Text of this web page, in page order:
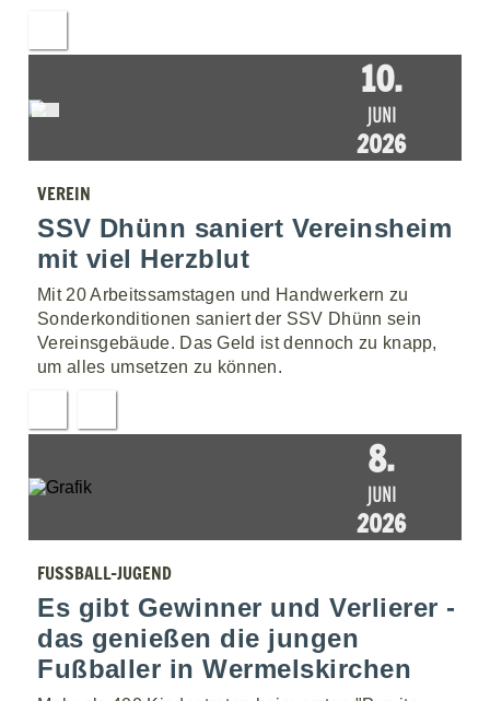
10.
JUNI
2026
VEREIN
SSV Dhünn saniert Vereinsheim
mit viel Herzblut
Mit 20 Arbeitssamstagen und Handwerkern zu
Sonderkonditionen saniert der SSV Dhünn sein
Vereinsgebäude. Das Geld ist dennoch zu knapp,
um alles umsetzen zu können.
8.
JUNI
2026
FUSSBALL-JUGEND
Es gibt Gewinner und Verlierer -
das genießen die jungen
Fußballer in Wermelskirchen